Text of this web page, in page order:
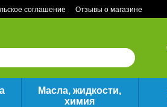
соглашение Отзывы о магазине
Масла, жидкости,
химия